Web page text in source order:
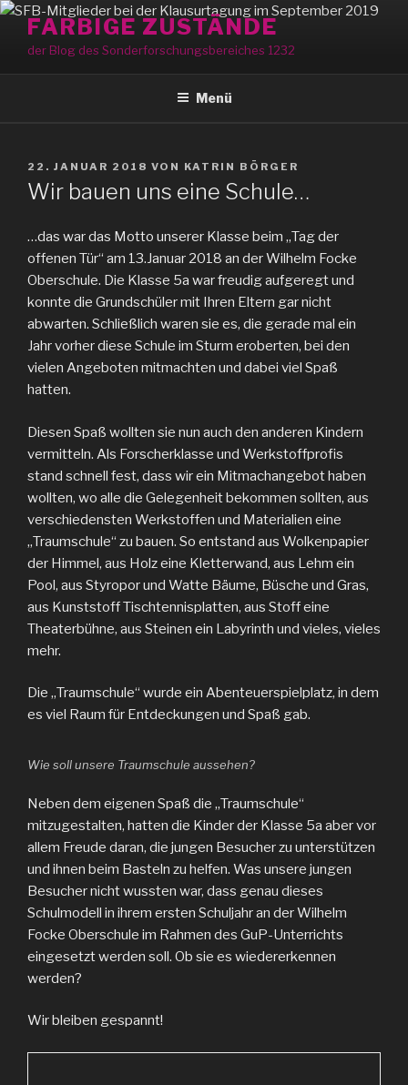
Zum
Inhalt
springen
FARBIGE ZUSTÄNDE
der Blog des Sonderforschungsbereiches 1232
Menü
VERÖFFENTLICHT
AM
22. JANUAR 2018 VON KATRIN BÖRGER
Wir bauen uns eine Schule…
…das war das Motto unserer Klasse beim „Tag der
offenen Tür“ am 13.Januar 2018 an der Wilhelm Focke
Oberschule. Die Klasse 5a war freudig aufgeregt und
konnte die Grundschüler mit Ihren Eltern gar nicht
abwarten. Schließlich waren sie es, die gerade mal ein
Jahr vorher diese Schule im Sturm eroberten, bei den
vielen Angeboten mitmachten und dabei viel Spaß
hatten.
Diesen Spaß wollten sie nun auch den anderen Kindern
vermitteln. Als Forscherklasse und Werkstoffprofis
stand schnell fest, dass wir ein Mitmachangebot haben
wollten, wo alle die Gelegenheit bekommen sollten, aus
verschiedensten Werkstoffen und Materialien eine
„Traumschule“ zu bauen. So entstand aus Wolkenpapier
der Himmel, aus Holz eine Kletterwand, aus Lehm ein
Pool, aus Styropor und Watte Bäume, Büsche und Gras,
aus Kunststoff Tischtennisplatten, aus Stoff eine
Theaterbühne, aus Steinen ein Labyrinth und vieles, vieles
mehr.
Die „Traumschule“ wurde ein Abenteuerspielplatz, in dem
es viel Raum für Entdeckungen und Spaß gab.
Wie soll unsere Traumschule aussehen?
Neben dem eigenen Spaß die „Traumschule“
mitzugestalten, hatten die Kinder der Klasse 5a aber vor
allem Freude daran, die jungen Besucher zu unterstützen
und ihnen beim Basteln zu helfen. Was unsere jungen
Besucher nicht wussten war, dass genau dieses
Schulmodell in ihrem ersten Schuljahr an der Wilhelm
Focke Oberschule im Rahmen des GuP-Unterrichts
eingesetzt werden soll. Ob sie es wiedererkennen
werden?
Wir bleiben gespannt!